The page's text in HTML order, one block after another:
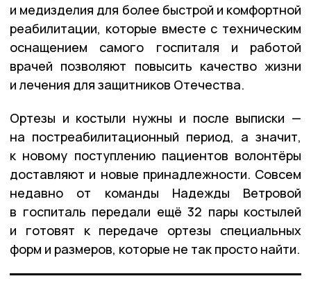
и медизделия для более быстрой и комфортной
реабилитации, которые вместе с техническим
оснащением самого госпиталя и работой
врачей позволяют повысить качество жизни
и лечения для защитников Отечества.
Ортезы и костыли нужны и после выписки —
на постреабилитационный период, а значит,
к новому поступлению пациентов волонтёры
доставляют и новые принадлежности. Совсем
недавно от команды Надежды Ветровой
в госпиталь передали ещё 32 пары костылей
и готовят к передаче ортезы специальных
форм и размеров, которые не так просто найти.